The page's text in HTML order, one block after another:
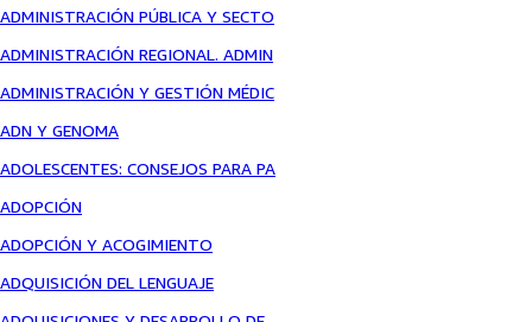
ADMINISTRACIÓN PÚBLICA Y SECTO
ADMINISTRACIÓN REGIONAL. ADMIN
ADMINISTRACIÓN Y GESTIÓN MÉDIC
ADN Y GENOMA
ADOLESCENTES: CONSEJOS PARA PA
ADOPCIÓN
ADOPCIÓN Y ACOGIMIENTO
ADQUISICIÓN DEL LENGUAJE